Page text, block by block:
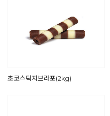
초코스틱지브라포(2kg)